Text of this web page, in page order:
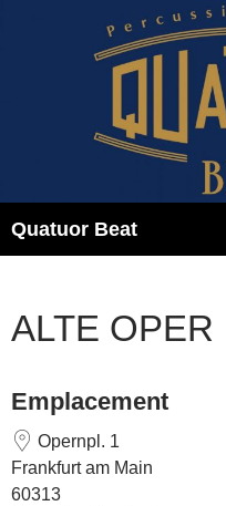
Quatuor Beat
ALTE OPER
Emplacement
Opernpl. 1
Frankfurt am Main
60313